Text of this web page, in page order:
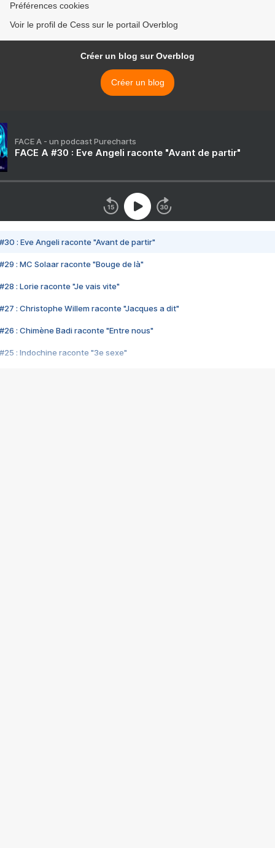
Préférences cookies
Voir le profil de Cess sur le portail Overblog
Créer un blog sur Overblog
Créer un blog
FACE A - un podcast Purecharts
FACE A #30 : Eve Angeli raconte "Avant de partir"
#30 : Eve Angeli raconte "Avant de partir"
#29 : MC Solaar raconte "Bouge de là"
#28 : Lorie raconte "Je vais vite"
#27 : Christophe Willem raconte "Jacques a dit"
#26 : Chimène Badi raconte "Entre nous"
#25 : Indochine raconte "3e sexe"